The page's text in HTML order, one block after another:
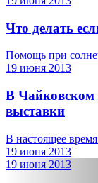
Что делать
Помощь при
19 июня 2013
В Чайковском
выставки
В настоящее
19 июня 2013
19 июня 2013